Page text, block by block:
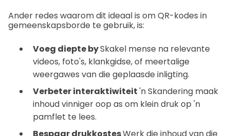
Ander redes waarom dit ideaal is om QR-kodes in
gemeenskapsborde te gebruik, is:
Voeg diepte bySkakel mense na relevante
videos, foto's, klankgidse, of meertalige
weergawes van die geplaasde inligting.
Verbeter interaktiwiteit'n Skandering maak
inhoud vinniger oop as om klein druk op 'n
pamflet te lees.
Bespaar drukkostesWerk die inhoud van die